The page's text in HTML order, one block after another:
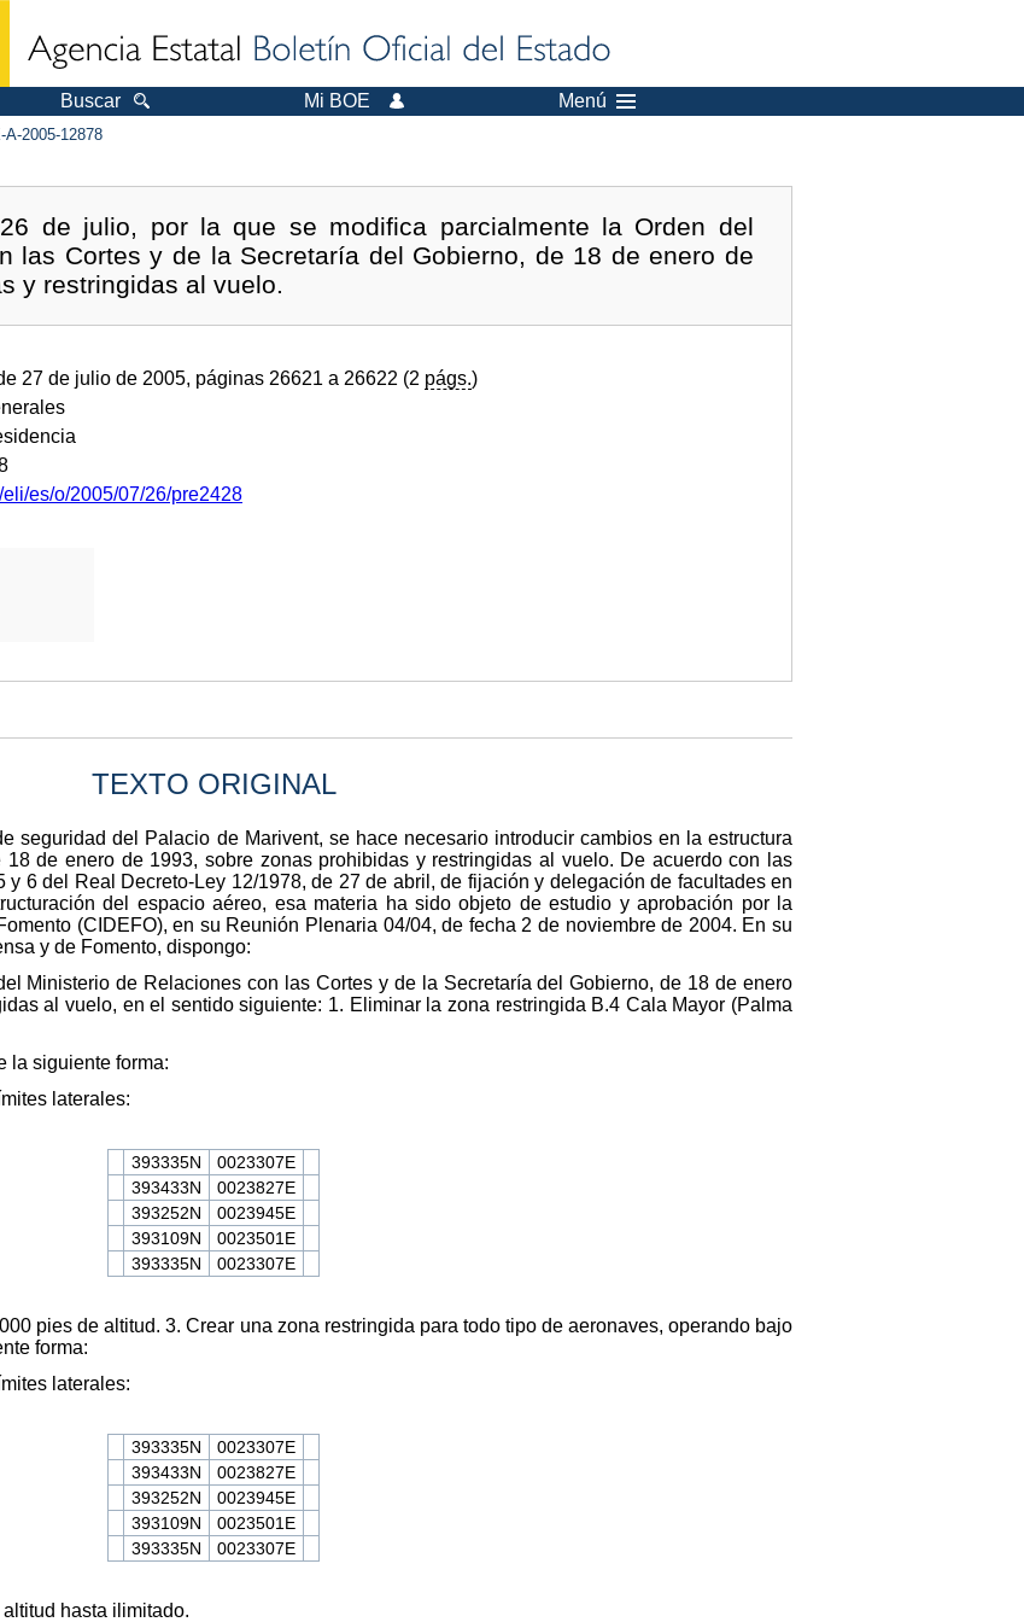
Buscar Mi BOE Menú
A-2005-12878
de julio, por la que se modifica parcialmente la Orden del
las Cortes y de la Secretaría del Gobierno, de 18 de enero de
y restringidas al vuelo.
27 de julio de 2005, páginas 26621 a 26622 (2 págs.)
es/o/2005/07/26/pre2428
TEXTO ORIGINAL
seguridad del Palacio de Marivent, se hace necesario introducir cambios en la estructura
de enero de 1993, sobre zonas prohibidas y restringidas al vuelo. De acuerdo con las
6 del Real Decreto-Ley 12/1978, de 27 de abril, de fijación y delegación de facultades en
del espacio aéreo, esa materia ha sido objeto de estudio y aprobación por la
(CIDEFO), en su Reunión Plenaria 04/04, de fecha 2 de noviembre de 2004. En su
y de Fomento, dispongo:
Ministerio de Relaciones con las Cortes y de la Secretaría del Gobierno, de 18 de enero
al vuelo, en el sentido siguiente: 1. Eliminar la zona restringida B.4 Cala Mayor (Palma
la siguiente forma:
laterales:
393335N
0023307E
393433N
0023827E
393252N
0023945E
393109N
0023501E
393335N
0023307E
pies de altitud. 3. Crear una zona restringida para todo tipo de aeronaves, operando bajo
forma:
laterales:
393335N
0023307E
393433N
0023827E
393252N
0023945E
393109N
0023501E
393335N
0023307E
hasta ilimitado.